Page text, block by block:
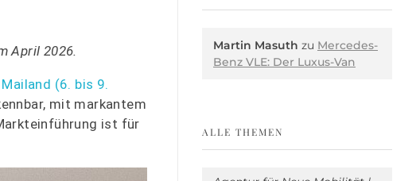
April 2026.
Mailand (6. bis 9.
mit markantem
ist für
Martin Masuth zu Mercedes-
Benz VLE: Der Luxus-Van
ALLE THEMEN